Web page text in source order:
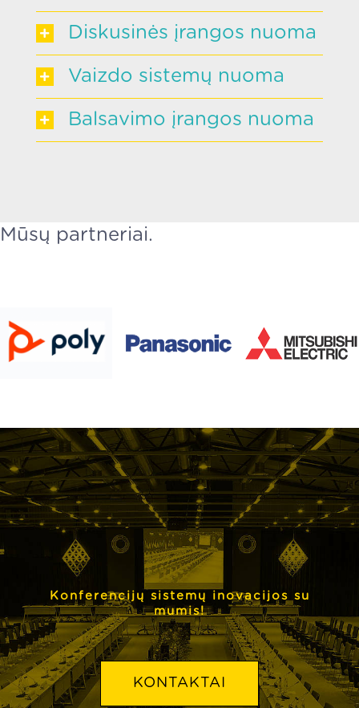
Diskusinės įrangos nuoma
Vaizdo sistemų nuoma
Balsavimo įrangos nuoma
Mūsų partneriai.
Konferencijų sistemų inovacijos su
mumis!
KONTAKTAI